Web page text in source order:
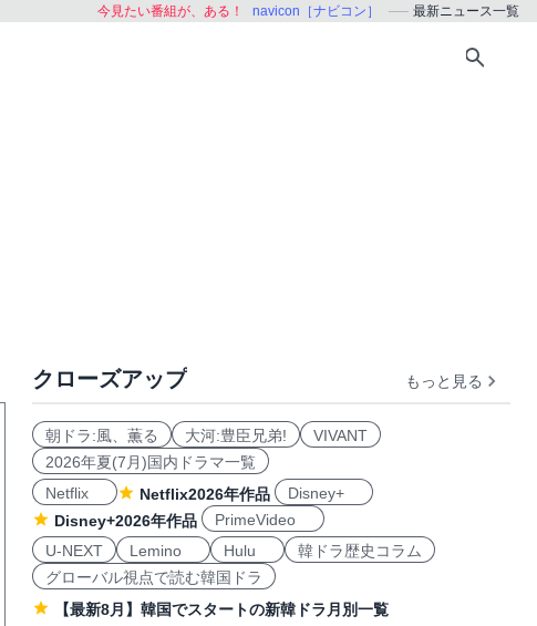
今見たい番組が、ある！ navicon［ナビコン］ 最新ニュース一覧
クローズアップ もっと見る
朝ドラ:風、薫る 大河:豊臣兄弟!
VIVANT
2026年夏(7月)国内ドラマ一覧
Netflix
Netflix2026年作品
Disney+
Disney+2026年作品
PrimeVideo
U-NEXT
Lemino Hulu
韓ドラ歴史コラム
グローバル視点で読む韓国ドラ
【最新8月】韓国でスタートの新韓ドラ月別一覧